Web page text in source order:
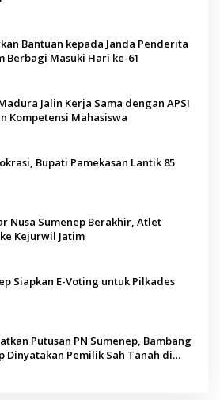
Bantuan kepada Janda Penderita
Berbagi Masuki Hari ke-61
Jalin Kerja Sama dengan APSI
Kompetensi Mahasiswa
Bupati Pamekasan Lantik 85
Nusa Sumenep Berakhir, Atlet
Kejurwil Jatim
Siapkan E-Voting untuk Pilkades
Putusan PN Sumenep, Bambang
Dinyatakan Pemilik Sah Tanah di